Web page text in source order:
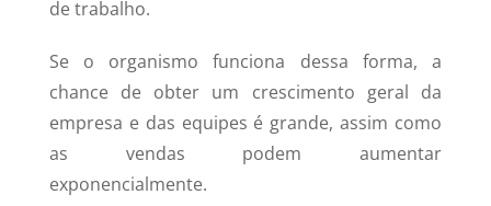
de trabalho.
Se o organismo funciona dessa forma, a
chance de obter um crescimento geral da
empresa e das equipes é grande, assim como
as vendas podem aumentar
exponencialmente.